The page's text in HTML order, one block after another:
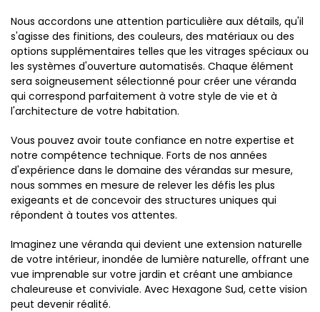
Nous accordons une attention particulière aux détails, qu'il
s'agisse des finitions, des couleurs, des matériaux ou des
options supplémentaires telles que les vitrages spéciaux ou
les systèmes d'ouverture automatisés. Chaque élément
sera soigneusement sélectionné pour créer une véranda
qui correspond parfaitement à votre style de vie et à
l'architecture de votre habitation.
Vous pouvez avoir toute confiance en notre expertise et
notre compétence technique. Forts de nos années
d'expérience dans le domaine des vérandas sur mesure,
nous sommes en mesure de relever les défis les plus
exigeants et de concevoir des structures uniques qui
répondent à toutes vos attentes.
Imaginez une véranda qui devient une extension naturelle
de votre intérieur, inondée de lumière naturelle, offrant une
vue imprenable sur votre jardin et créant une ambiance
chaleureuse et conviviale. Avec Hexagone Sud, cette vision
peut devenir réalité.